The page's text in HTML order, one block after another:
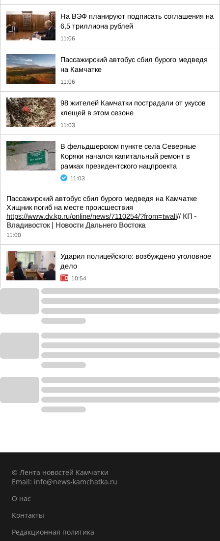
На ВЭФ планируют подписать соглашения на
6,5 триллиона рублей
11:06
Пассажирский автобус сбил бурого медведя
на Камчатке
11:06
98 жителей Камчатки пострадали от укусов
клещей в этом сезоне
11:03
В фельдшерском пункте села Северные
Коряки начался капитальный ремонт в
рамках президентского нацпроекта
11:03
Пассажирский автобус сбил бурого медведя на Камчатке
Хищник погиб на месте происшествия
https://www.dv.kp.ru/online/news/7110254/?from=twall// КП -
Владивосток | Новости Дальнего Востока
11:00
Ударил полицейского: возбуждено уголовное
дело
10:54
© Лента новостей Камчатки
Email: info@news-kamchatka.ru
О нас
Контакты
Редакционная политика